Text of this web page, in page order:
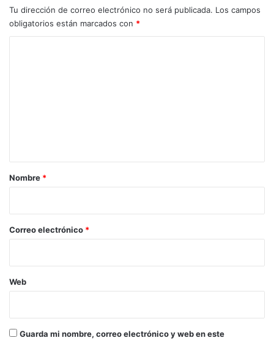
Tu dirección de correo electrónico no será publicada. Los campos
obligatorios están marcados con *
r
*
Nombre *
Correo electrónico *
Web
Guarda mi nombre, correo electrónico y web en este